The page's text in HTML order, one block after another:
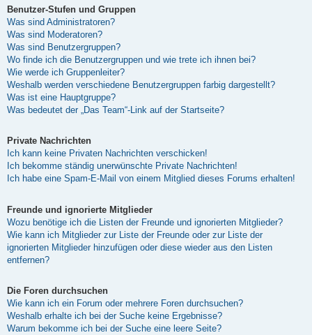
Benutzer-Stufen und Gruppen
Was sind Administratoren?
Was sind Moderatoren?
Was sind Benutzergruppen?
Wo finde ich die Benutzergruppen und wie trete ich ihnen bei?
Wie werde ich Gruppenleiter?
Weshalb werden verschiedene Benutzergruppen farbig dargestellt?
Was ist eine Hauptgruppe?
Was bedeutet der „Das Team“-Link auf der Startseite?
Private Nachrichten
Ich kann keine Privaten Nachrichten verschicken!
Ich bekomme ständig unerwünschte Private Nachrichten!
Ich habe eine Spam-E-Mail von einem Mitglied dieses Forums erhalten!
Freunde und ignorierte Mitglieder
Wozu benötige ich die Listen der Freunde und ignorierten Mitglieder?
Wie kann ich Mitglieder zur Liste der Freunde oder zur Liste der
ignorierten Mitglieder hinzufügen oder diese wieder aus den Listen
entfernen?
Die Foren durchsuchen
Wie kann ich ein Forum oder mehrere Foren durchsuchen?
Weshalb erhalte ich bei der Suche keine Ergebnisse?
Warum bekomme ich bei der Suche eine leere Seite?